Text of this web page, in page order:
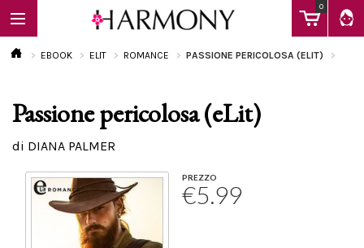
0
EBOOK
EBOOK ELIT ROMANCE PASSIONE PERICOLOSA (ELIT)
Passione pericolosa (eLit)
di DIANA PALMER
PREZZO
€5.99